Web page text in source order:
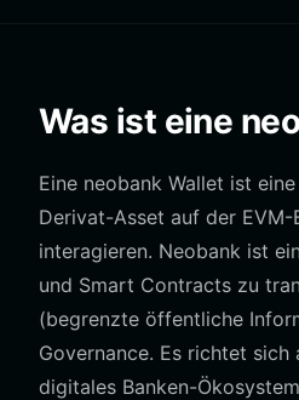
Was ist eine
Eine neobank Wallet ist
Derivat-Asset auf der
interagieren. Neobank ist
und Smart Contracts zu
(begrenzte öffentliche
Governance. Es richtet
digitales Banken-